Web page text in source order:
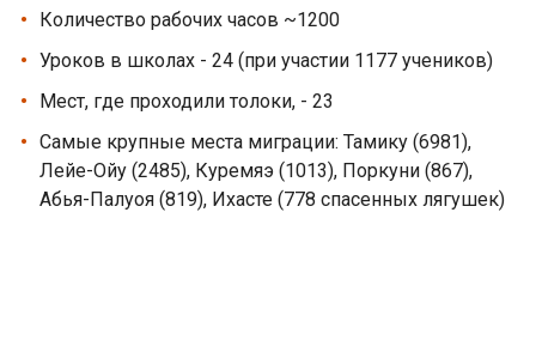
Количество рабочих часов ~1200
Уроков в школах - 24 (при участии 1177 учеников)
Мест, где проходили толоки, - 23
Самые крупные места миграции: Тамику (6981),
Лейе-Ойу (2485), Куремяэ (1013), Поркуни (867),
Абья-Палуоя (819), Ихасте (778 спасенных лягушек)